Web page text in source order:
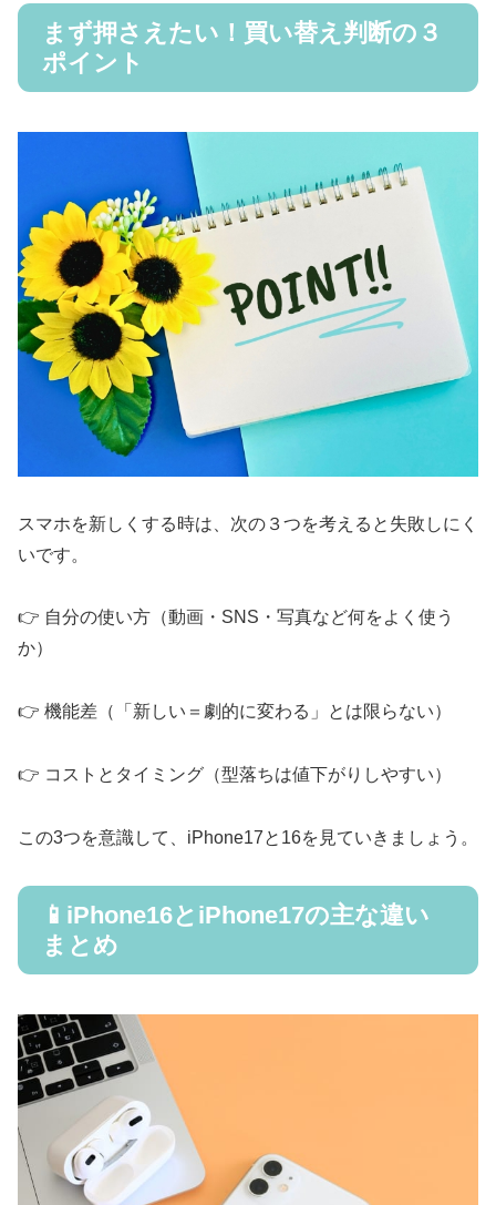
まず押さえたい！買い替え判断の３
ポイント
スマホを新しくする時は、次の３つを考えると失敗しにく
いです。
👉️ 自分の使い方（動画・SNS・写真など何をよく使う
か）
👉️ 機能差（「新しい＝劇的に変わる」とは限らない）
👉️ コストとタイミング（型落ちは値下がりしやすい）
この3つを意識して、iPhone17と16を見ていきましょう。
📱iPhone16とiPhone17の主な違い
まとめ